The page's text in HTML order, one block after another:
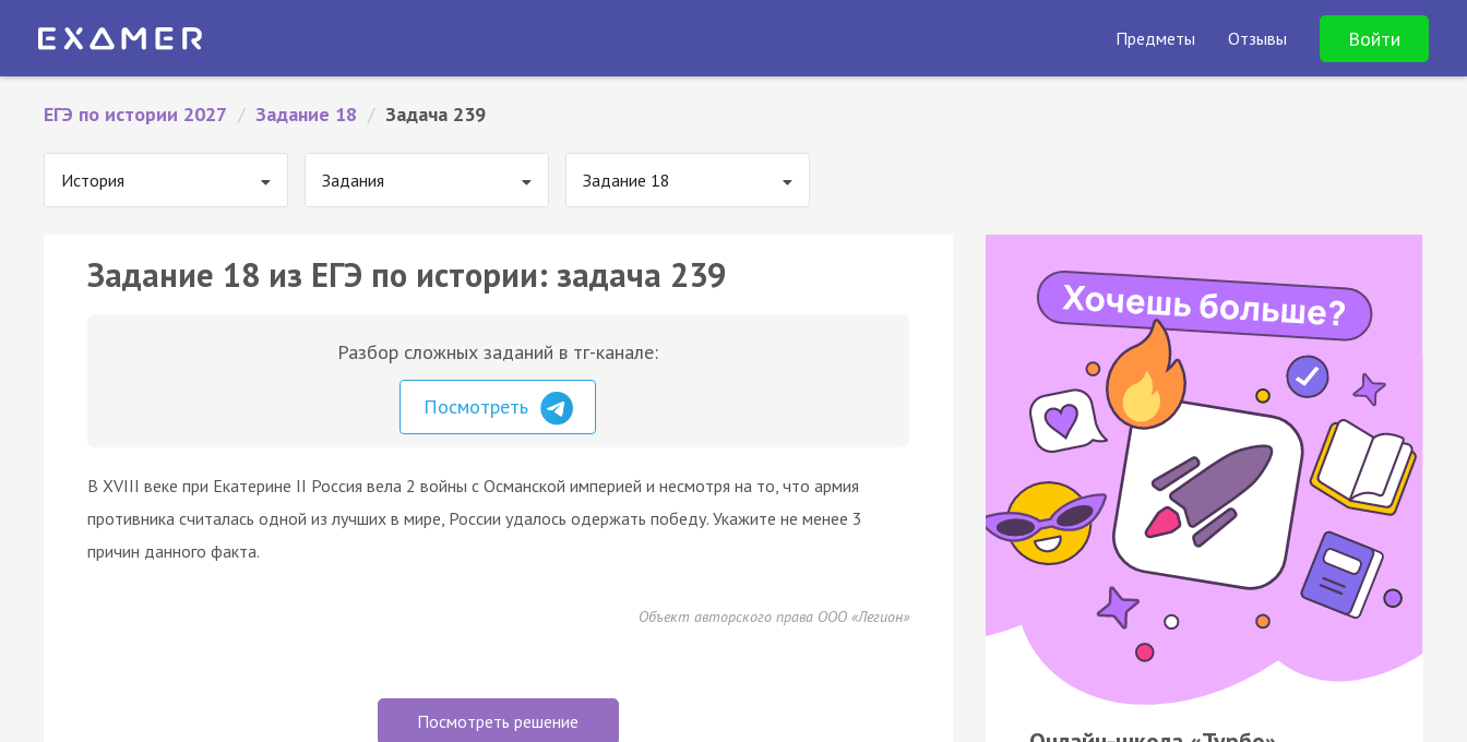
Предметы Отзывы Войти
ЕГЭ по истории 2027 / Задание 18 / Задача 239
История Задания Задание 18
Задание 18 из ЕГЭ по истории: задача 239
Разбор сложных заданий в тг-канале:
Посмотреть
В XVIII веке при Екатерине II Россия вела 2 войны с Османской империей и несмотря на то, что армия
противника считалась одной из лучших в мире, России удалось одержать победу. Укажите не менее 3
причин данного факта.
Объект авторского права ООО «Легион»
Посмотреть решение